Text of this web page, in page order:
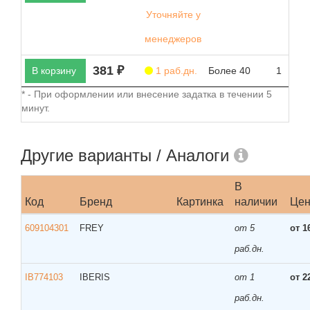
Уточняйте у
менеджеров
В корзину 381 ₽ 1 раб.дн. Более 40 1
* - При оформлении или внесение задатка в течении 5
минут.
Другие варианты / Аналоги
Код Бренд Картинка
В
наличии
609104301 FREY
от 5
раб.дн.
от
IB774103 IBERIS
от 1
раб.дн.
от